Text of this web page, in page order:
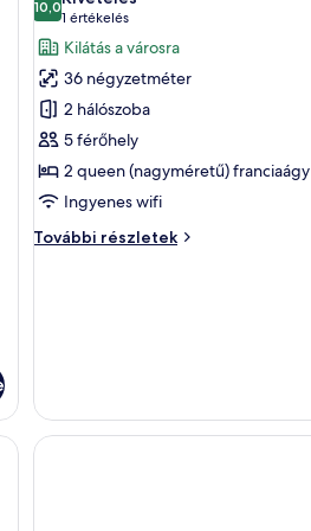
szoba
összes
képének
megtekintése:
Lakosztály
10,010-ből 10,0
1 értékelés
(1
értékelés)
Kilátás a városra
36 négyzetméter
2 hálószoba
5 férőhely
2 queen (nagyméretű) franciaágy
Ingyenes wifi
További részletek
Lakosztály